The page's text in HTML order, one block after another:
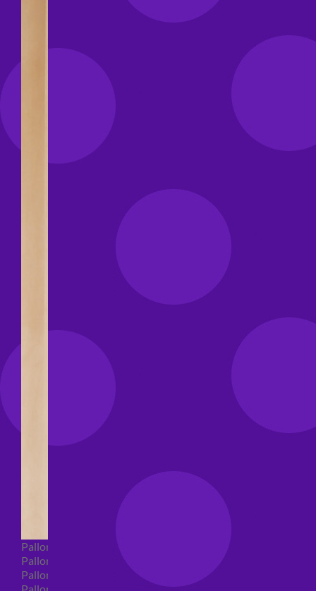
Palloncini Bubble
Palloncini numeri e lettere
Palloncini numeri e lettere piccoli